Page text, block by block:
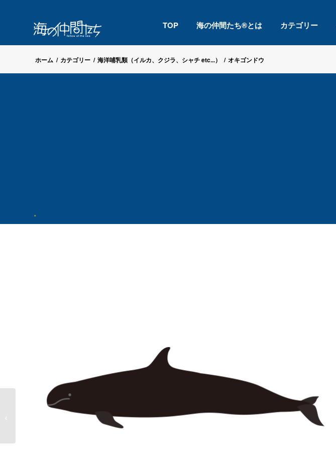
TOP 海の仲間たち®とは カテゴリー
ホーム / カテゴリー / 海洋哺乳類（イルカ、クジラ、シャチ etc...） / オキゴンドウ